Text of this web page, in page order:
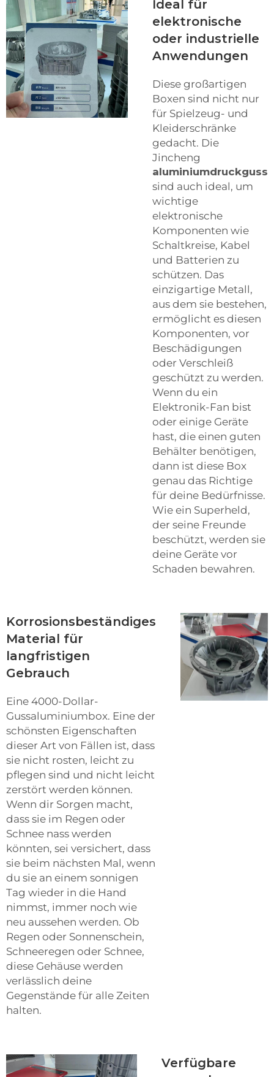
Ideal für
elektronische
oder industrielle
Anwendungen
Diese großartigen
Boxen sind nicht nur
für Spielzeug- und
Kleiderschränke
gedacht. Die
Jincheng
aluminiumdruckguss
sind auch ideal, um
wichtige
elektronische
Komponenten wie
Schaltkreise, Kabel
und Batterien zu
schützen. Das
einzigartige Metall,
aus dem sie bestehen,
ermöglicht es diesen
Komponenten, vor
Beschädigungen
oder Verschleiß
geschützt zu werden.
Wenn du ein
Elektronik-Fan bist
oder einige Geräte
hast, die einen guten
Behälter benötigen,
dann ist diese Box
genau das Richtige
für deine Bedürfnisse.
Wie ein Superheld,
der seine Freunde
beschützt, werden sie
deine Geräte vor
Schaden bewahren.
Korrosionsbeständiges
Material für
langfristigen
Gebrauch
Eine 4000-Dollar-
Gussaluminiumbox. Eine der
schönsten Eigenschaften
dieser Art von Fällen ist, dass
sie nicht rosten, leicht zu
pflegen sind und nicht leicht
zerstört werden können.
Wenn dir Sorgen macht,
dass sie im Regen oder
Schnee nass werden
könnten, sei versichert, dass
sie beim nächsten Mal, wenn
du sie an einem sonnigen
Tag wieder in die Hand
nimmst, immer noch wie
neu aussehen werden. Ob
Regen oder Sonnenschein,
Schneeregen oder Schnee,
diese Gehäuse werden
verlässlich deine
Gegenstände für alle Zeiten
halten.
Verfügbare